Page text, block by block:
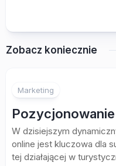
Zobacz koniecznie
Marketing
W dzisiejszym
online jest kluczowa dla
tej działającej w